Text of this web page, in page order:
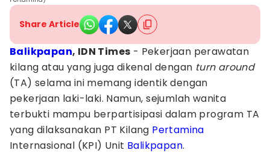
Share Article
Balikpapan, IDN Times - Pekerjaan perawatan
kilang atau yang juga dikenal dengan turn around
(TA) selama ini memang identik dengan
pekerjaan laki-laki. Namun, sejumlah wanita
terbukti mampu berpartisipasi dalam program TA
yang dilaksanakan PT Kilang Pertamina
Internasional (KPI) Unit Balikpapan.